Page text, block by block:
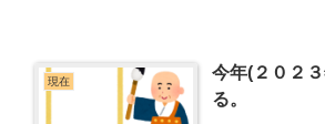
現在
今年(２０２
る。